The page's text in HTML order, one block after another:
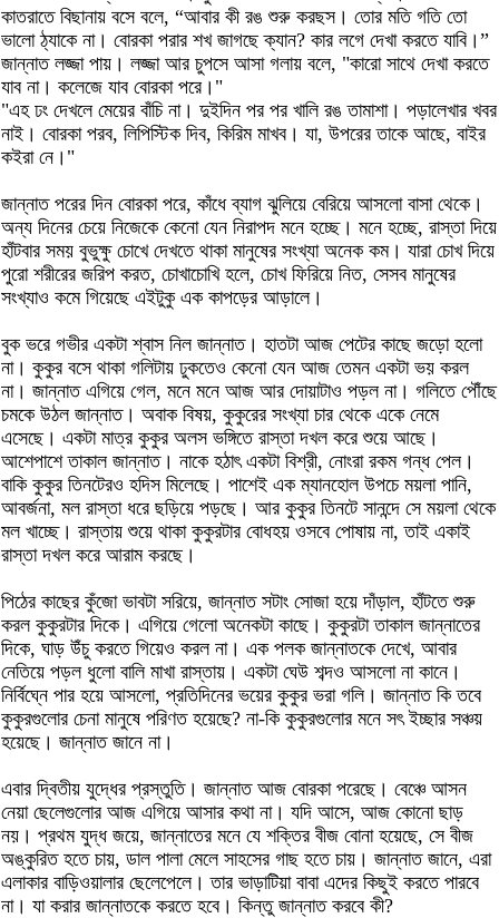
কাতরাতে বিছানায় বসে বলে, “আবার কী রঙ শুরু করছস। তোর মতি গতি তো
ভালো ঠ্যাকে না। বোরকা পরার শখ জাগছে ক্যান? কার লগে দেখা করতে যাবি।”
জান্নাত লজ্জা পায়। লজ্জা আর চুপসে আসা গলায় বলে, "কারো সাথে দেখা করতে
যাব না। কলেজে যাব বোরকা পরে।"
"এহ ঢং দেখলে মেয়ের বাঁচি না। দুইদিন পর পর খালি রঙ তামাশা। পড়ালেখার খবর
নাই। বোরকা পরব, লিপিস্টিক দিব, কিরিম মাখব। যা, উপরের তাকে আছে, বাইর
কইরা নে।"
জান্নাত পরের দিন বোরকা পরে, কাঁধে ব্যাগ ঝুলিয়ে বেরিয়ে আসলো বাসা থেকে।
অন্য দিনের চেয়ে নিজেকে কেনো যেন নিরাপদ মনে হচ্ছে। মনে হচ্ছে, রাস্তা দিয়ে
হাঁটবার সময় বুভুক্ষু চোখে দেখতে থাকা মানুষের সংখ্যা অনেক কম। যারা চোখ দিয়ে
পুরো শরীরের জরিপ করত, চোখাচোখি হলে, চোখ ফিরিয়ে নিত, সেসব মানুষের
সংখ্যাও কমে গিয়েছে এইটুকু এক কাপড়ের আড়ালে।
বুক ভরে গভীর একটা শ্বাস নিল জান্নাত। হাতটা আজ পেটের কাছে জড়ো হলো
না। কুকুর বসে থাকা গলিটায় ঢুকতেও কেনো যেন আজ তেমন একটা ভয় করল
না। জান্নাত এগিয়ে গেল, মনে মনে আজ আর দোয়াটাও পড়ল না। গলিতে পৌঁছে
চমকে উঠল জান্নাত। অবাক বিষয়, কুকুরের সংখ্যা চার থেকে একে নেমে
এসেছে। একটা মাত্র কুকুর অলস ভঙ্গিতে রাস্তা দখল করে শুয়ে আছে।
আশেপাশে তাকাল জান্নাত। নাকে হঠাৎ একটা বিশ্রী, নোংরা রকম গন্ধ পেল।
বাকি কুকুর তিনটেরও হদিস মিলেছে। পাশেই এক ম্যানহোল উপচে ময়লা পানি,
আবর্জনা, মল রাস্তা ধরে ছড়িয়ে পড়ছে। আর কুকুর তিনটে সানন্দে সে ময়লা থেকে
মল খাচ্ছে। রাস্তায় শুয়ে থাকা কুকুরটার বোধহয় ওসবে পোষায় না, তাই একাই
রাস্তা দখল করে আরাম করছে।
পিঠের কাছের কুঁজো ভাবটা সরিয়ে, জান্নাত সটাং সোজা হয়ে দাঁড়াল, হাঁটতে শুরু
করল কুকুরটার দিকে। এগিয়ে গেলো অনেকটা কাছে। কুকুরটা তাকাল জান্নাতের
দিকে, ঘাড় উঁচু করতে গিয়েও করল না। এক পলক জান্নাতকে দেখে, আবার
নেতিয়ে পড়ল ধুলো বালি মাখা রাস্তায়। একটা ঘেউ শব্দও আসলো না কানে।
নির্বিঘ্নে পার হয়ে আসলো, প্রতিদিনের ভয়ের কুকুর ভরা গলি। জান্নাত কি তবে
কুকুরগুলোর চেনা মানুষে পরিণত হয়েছে? না-কি কুকুরগুলোর মনে সৎ ইচ্ছার সঞ্চয়
হয়েছে। জান্নাত জানে না।
এবার দ্বিতীয় যুদ্ধের প্রস্তুতি। জান্নাত আজ বোরকা পরেছে। বেঞ্চে আসন
নেয়া ছেলেগুলোর আজ এগিয়ে আসার কথা না। যদি আসে, আজ কোনো ছাড়
নয়। প্রথম যুদ্ধ জয়ে, জান্নাতের মনে যে শক্তির বীজ বোনা হয়েছে, সে বীজ
অঙ্কুরিত হতে চায়, ডাল পালা মেলে সাহসের গাছ হতে চায়। জান্নাত জানে, এরা
এলাকার বাড়িওয়ালার ছেলেপেলে। তার ভাড়াটিয়া বাবা এদের কিছুই করতে পারবে
না। যা করার জান্নাতকে করতে হবে। কিন্তু জান্নাত করবে কী?